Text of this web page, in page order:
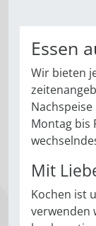
Essen
Wir bieten
Montag bis
Mit
Kochen ist
verwenden